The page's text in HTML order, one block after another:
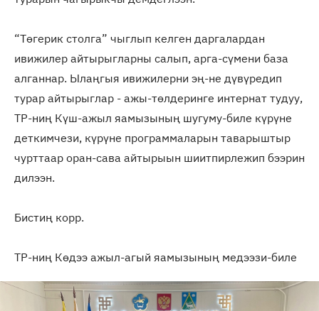
“Төгерик столга” чыглып келген даргалардан
ивижилер айтырыгларны салып, арга-сүмени база
алганнар. Ылаңгыя ивижилерни эң-не дүвүредип
турар айтырыглар - ажы-төлдеринге интернат тудуу,
ТР-ниң Күш-ажыл яамызының шугуму-биле күрүне
деткимчези, күрүне программаларын таварыштыр
чурттаар оран-сава айтырыын шиитпирлежип бээрин
дилээн.
Бистиң корр.
ТР-ниң Көдээ ажыл-агый яамызының медээзи-биле